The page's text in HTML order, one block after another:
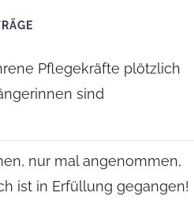
Pflegekräfte plötzlich
sind
nur mal angenommen,
ist in Erfüllung gegangen!